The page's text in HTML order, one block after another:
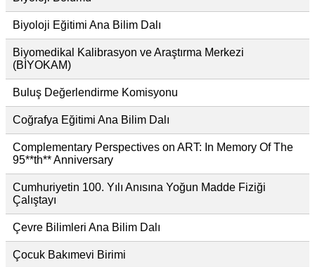
Biyoloji Eğitimi Ana Bilim Dalı
Biyomedikal Kalibrasyon ve Araştırma Merkezi
(BİYOKAM)
Buluş Değerlendirme Komisyonu
Coğrafya Eğitimi Ana Bilim Dalı
Complementary Perspectives on ART: In Memory Of The
95**th** Anniversary
Cumhuriyetin 100. Yılı Anısına Yoğun Madde Fiziği
Çalıştayı
Çevre Bilimleri Ana Bilim Dalı
Çocuk Bakımevi Birimi